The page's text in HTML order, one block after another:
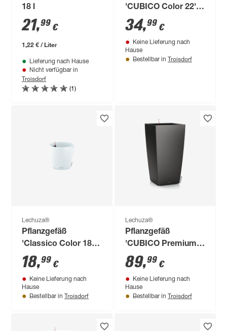
18 l
21,99 €
1,22 € / Liter
Lieferung nach Hause
Nicht verfügbar in
Troisdorf
(1)
'CUBICO Color 22'
Kunststoff
schiefergrau 41 x 22
x 22 cm
34,99 €
Keine Lieferung nach
Hause
Bestellbar in Troisdorf
Lechuza®
Pflanzgefäß
'Classico Color 18'
Kunststoff weiß Ø
19 x 17 cm
18,99 €
Keine Lieferung nach
Hause
Bestellbar in Troisdorf
Lechuza®
Pflanzgefäß
'CUBICO Premium
30' Kunststoff
anthrazit-metallic 56
x 30 x 30 cm
89,99 €
Keine Lieferung nach
Hause
Bestellbar in Troisdorf